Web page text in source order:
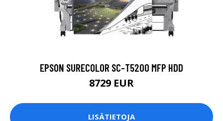
EPSON SURECOLOR SC-T5200 MFP HDD
8729 EUR
LISÄTIETOJA